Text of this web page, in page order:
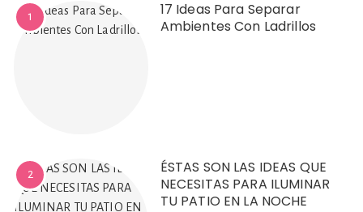
1
17 Ideas Para Separar
Ambientes Con Ladrillos
2
ÉSTAS SON LAS IDEAS QUE
NECESITAS PARA ILUMINAR
TU PATIO EN LA NOCHE